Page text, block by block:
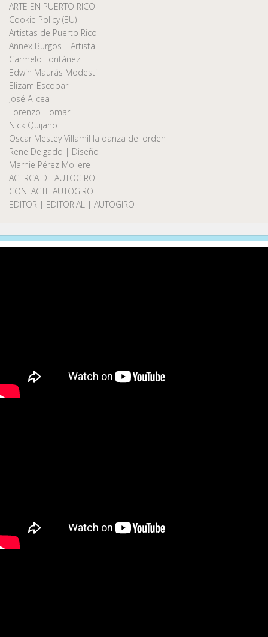
ARTE EN PUERTO RICO
Cookie Policy (EU)
Artistas de Puerto Rico
Annex Burgos | Artista
Carmelo Fontánez
Edwin Maurás Modesti
Elizam Escobar
José Alicea
Lorenzo Homar
Nick Quijano
Oscar Mestey Villamil la danza del orden
Rene Delgado | Diseño
Marnie Pérez Moliere
ACERCA DE AUTOGIRO
CONTACTE AUTOGIRO
EDITOR | EDITORIAL | AUTOGIRO